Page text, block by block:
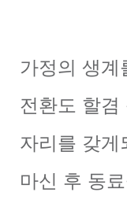
가정의 생계
전환도 할겸
자리를 갖게
마신 후 동